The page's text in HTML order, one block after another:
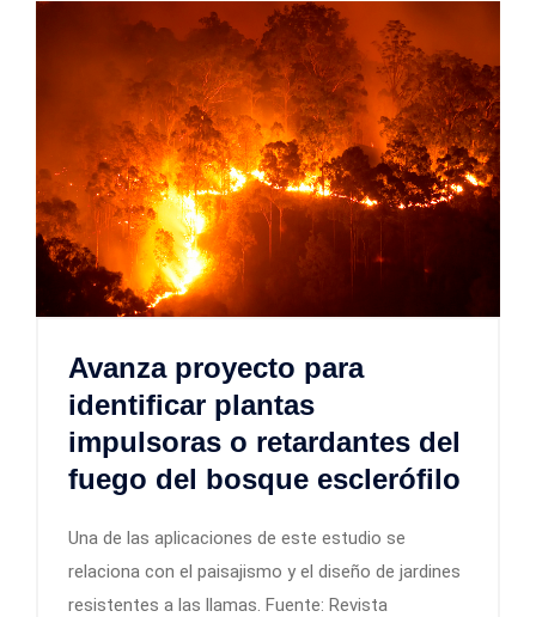
Avanza proyecto para
identificar plantas
impulsoras o retardantes del
fuego del bosque esclerófilo
Una de las aplicaciones de este estudio se
relaciona con el paisajismo y el diseño de jardines
resistentes a las llamas. Fuente: Revista